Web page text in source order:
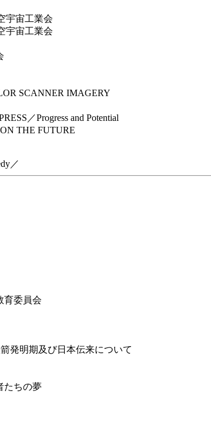
宇宙工業会
宇宙工業会
SCANNER IMAGERY
／Progress and Potential
THE FUTURE
／
育委員会
発明期及び日本伝来について
たちの夢